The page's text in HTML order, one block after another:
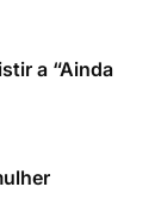
a “Ainda